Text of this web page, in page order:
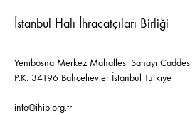
İstanbul Halı İhracatçıları Birliği
Yenibosna Merkez Mahallesi Sanayi
P.K. 34196 Bahçelievler İstanbul Türkiye
info@ihib.org.tr